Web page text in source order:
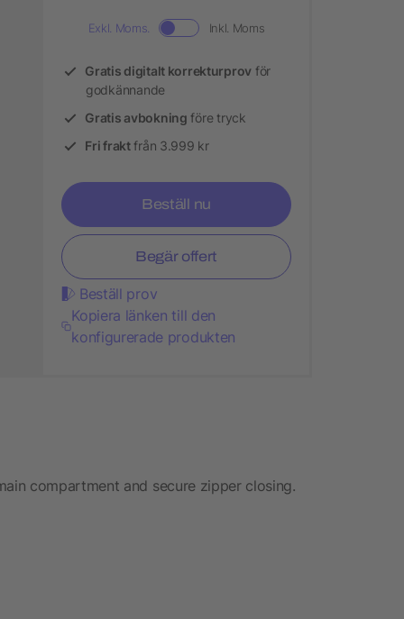
Exkl. Moms. Inkl. Moms
Gratis digitalt korrekturprov för
godkännande
Gratis avbokning före tryck
Fri fraktfrån 3.999 kr
Beställ nu
Begär offert
Beställ prov
Kopiera länken till den
konfigurerade produkten
compartment and secure zipper closing.